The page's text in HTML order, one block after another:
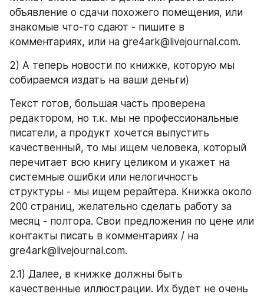
объявление о сдачи похожего помещения, или
знакомые что-то сдают - пишите в
комментариях, или на gre4ark@livejournal.com.
2) А теперь новости по книжке, которую мы
собираемся издать на ваши деньги)
Текст готов, большая часть проверена
редактором, но т.к. мы не профессиональные
писатели, а продукт хочется выпустить
качественный, то мы ищем человека, который
перечитает всю книгу целиком и укажет на
системные ошибки или нелогичность
структуры - мы ищем рерайтера. Книжка около
200 страниц, желательно сделать работу за
месяц - полтора. Свои предложения по цене или
контакты писать в комментариях / на
gre4ark@livejournal.com.
2.1) Далее, в книжке должны быть
качественные иллюстрации. Их будет не очень